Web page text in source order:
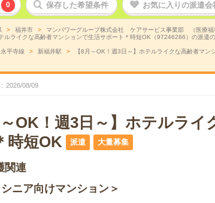
0 保存した希望条件 お気に入りの派遣会
福井市
マンパワーグループ株式会社 ケアサービス事業部 （医療福
ルライクな高齢者マンションで生活サポート＊時短OK（97246286）の派遣
平寺線 新福井駅 【8月～OK！週3日～】ホテルライクな高齢者マ
2026/08/09
～OK！週3日～】ホテルラ
時短OK
派遣 大量募集
関連
シニア向けマンション＞